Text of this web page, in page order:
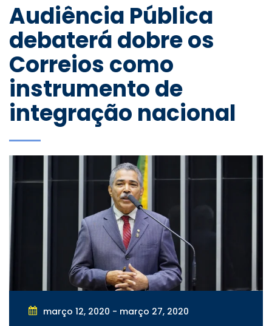
Audiência Pública
debaterá dobre os
Correios como
instrumento de
integração nacional
março 12, 2020 - março 27, 2020